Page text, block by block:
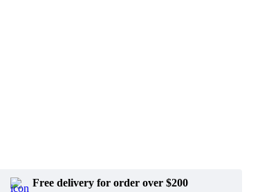
Free delivery for order over $200